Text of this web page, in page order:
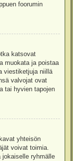
foorumin
katsovat
muokata ja poistaa
viestiketjuja niillä
valvojat ovat
tai hyvien tapojen
yhteisön
voivat toimia.
ryhmälle